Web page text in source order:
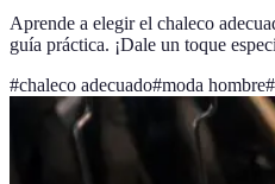
Aprende a elegir el chaleco
guía práctica. ¡Dale un toque
#chaleco adecuado#moda hombre#